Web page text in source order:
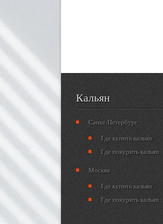
Кальян
Cанкт-Петербург
Где купить кальян
Где покурить кальян
Москва
Где купить кальян
Где покурить кальян